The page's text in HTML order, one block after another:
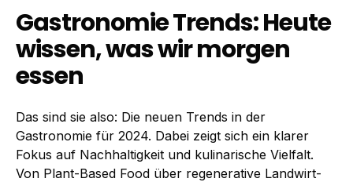
Gastronomie Trends: Heute
wissen, was wir morgen
essen
Das sind sie also: Die neuen Trends in der
Gastronomie für 2024. Dabei zeigt sich ein klarer
Fokus auf Nachhaltigkeit und kulinarische Vielfalt.
Von Plant-Based Food über regenerative Landwirt­